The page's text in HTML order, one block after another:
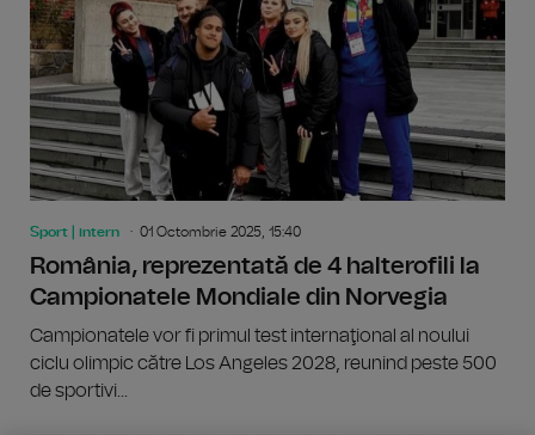
Sport | intern 01 Octombrie 2025, 15:40
România, reprezentată de 4 halterofili la
Campionatele Mondiale din Norvegia
Campionatele vor fi primul test internaţional al noului
ciclu olimpic către Los Angeles 2028, reunind peste 500
de sportivi...